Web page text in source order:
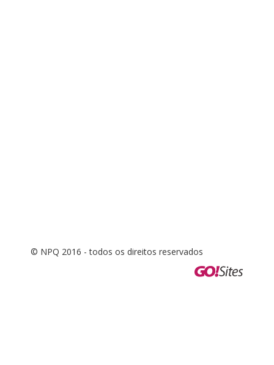
© NPQ 2016 - todos os direitos reservados